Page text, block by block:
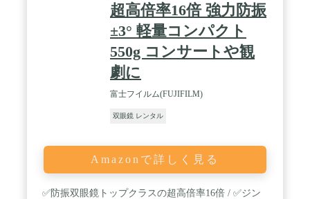
超高倍率16倍 強力防振
±3° 軽量コンパクト
550g コンサートや観
劇に
富士フイルム(FUJIFILM)
双眼鏡 レンタル
Amazonで詳しく見る
✅防振双眼鏡トップクラスの超高倍率16倍 / ✅ジン